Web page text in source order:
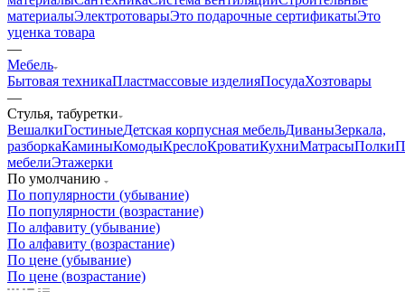
материалыЭлектротоварыЭто подарочные сертификатыЭто
уценка товара
—
Мебель
Бытовая техникаПластмассовые изделияПосудаХозтовары
—
Стулья, табуретки
ВешалкиГостиныеДетская корпусная мебельДиваныЗеркала,
разборкаКаминыКомодыКреслоКроватиКухниМатрасыПолки
мебелиЭтажерки
По умолчанию
По популярности (убывание)
По популярности (возрастание)
По алфавиту (убывание)
По алфавиту (возрастание)
По цене (убывание)
По цене (возрастание)